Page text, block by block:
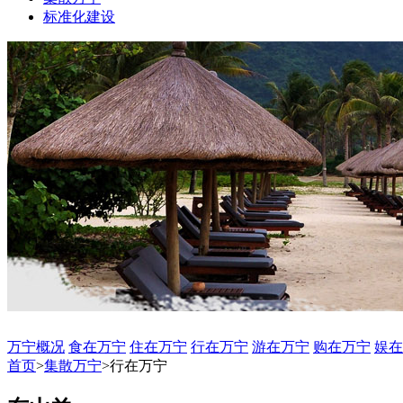
标准化建设
万宁概况 食在万宁 住在万宁 行在万宁 游在万宁 购在万宁 娱
首页>集散万宁>行在万宁